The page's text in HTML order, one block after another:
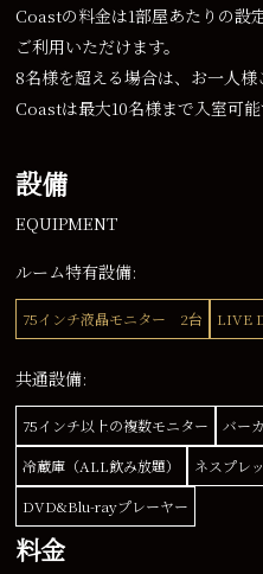
Coastの料金は1部屋あたりの設
ご利用いただけます。
8名様を超える場合は、お一人様
Coastは最大10名様まで入室可能
設備
EQUIPMENT
ルーム特有設備:
75インチ液晶モニター 2台 LIVE
共通設備:
75インチ以上の複数モニター バー
冷蔵庫（ALL飲み放題）
ネスプレ
DVD&Blu-rayプレーヤー
料金